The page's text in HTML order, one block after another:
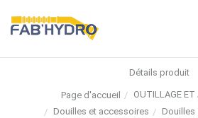
Détails produit
Page d'accueil
OUTILLAGE ET
Douilles et accessoires
Douilles